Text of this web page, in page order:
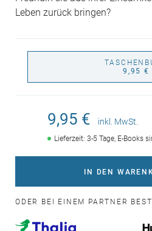
Leben zurück bringen?
9,95 €
9,95 € inkl. MwSt.
Lieferzeit: 3-5 Tage, E-Books
IN DEN
ODER BEI EINEM PARTNER